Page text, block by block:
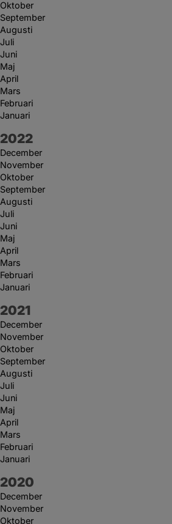
Oktober
September
Augusti
Juli
Juni
Maj
April
Mars
Februari
Januari
År:
2022
December
November
Oktober
September
Augusti
Juli
Juni
Maj
April
Mars
Februari
Januari
År:
2021
December
November
Oktober
September
Augusti
Juli
Juni
Maj
April
Mars
Februari
Januari
År:
2020
December
November
Oktober